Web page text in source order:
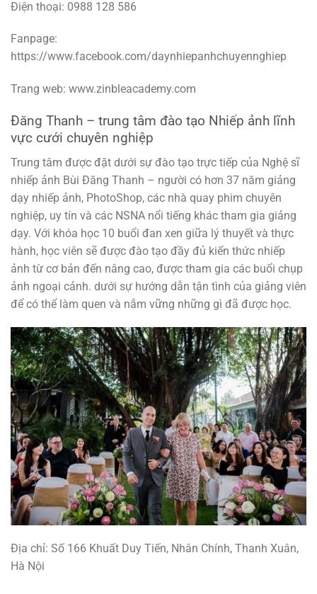
Điện thoại: 0988 128 586
Fanpage:
https://www.facebook.com/daynhiepanhchuyennghiep
Trang web: www.zinbleacademy.com
Đăng Thanh – trung tâm đào tạo Nhiếp ảnh lĩnh
vực cưới chuyên nghiệp
Trung tâm được đặt dưới sự đào tạo trực tiếp của Nghệ sĩ
nhiếp ảnh Bùi Đăng Thanh – người có hơn 37 năm giảng
dạy nhiếp ảnh, PhotoShop, các nhà quay phim chuyên
nghiệp, uy tín và các NSNA nổi tiếng khác tham gia giảng
dạy. Với khóa học 10 buổi đan xen giữa lý thuyết và thực
hành, học viên sẽ được đào tạo đầy đủ kiến ​​thức nhiếp
ảnh từ cơ bản đến nâng cao, được tham gia các buổi chụp
ảnh ngoại cảnh. dưới sự hướng dẫn tận tình của giảng viên
để có thể làm quen và nắm vững những gì đã được học.
Địa chỉ: Số 166 Khuất Duy Tiến, Nhân Chính, Thanh Xuân,
Hà Nội